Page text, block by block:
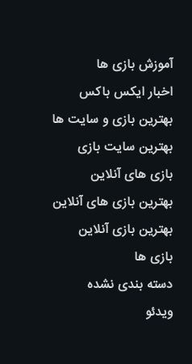
آموزش بازی ها
اخبار ایکس باکس
بهترین بازی و سایت ها
بهترین سایت بازی
بازی های آنلاین
بهترین بازی های آنلاین
بهترین بازی آنلاین
بازی ها
دسته بندی نشده
ویدئو